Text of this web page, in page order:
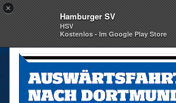
×
Hamburger SV
HSV
Kostenlos - Im Google Play Store
skip_navigation